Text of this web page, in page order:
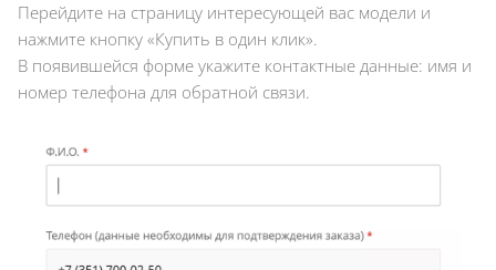
Перейдите на страницу интересующей вас модели и
нажмите кнопку «Купить в один клик».
В появившейся форме укажите контактные данные: имя и
номер телефона для обратной связи.